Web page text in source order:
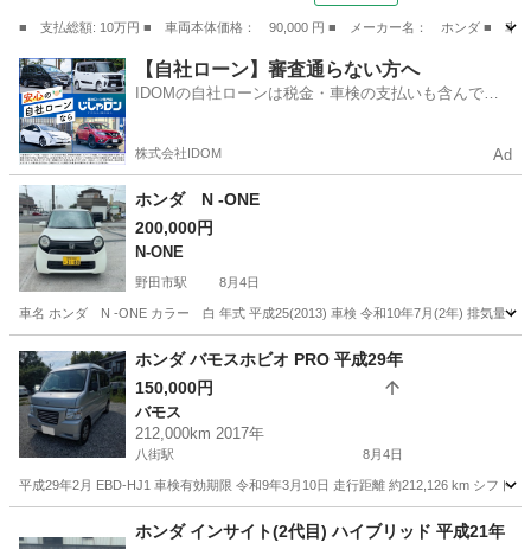
■ 支払総額: 10万円 ■ 車両本体価格： 90,000 円 ■ メーカー名： ホンダ ■
埼玉 熊谷市 ライフ
【自社ローン】審査通らない方へ
IDOMの自社ローンは税金・車検の支払いも含んでい
株式会社IDOM Ad
ホンダ N -ONE
200,000円
N-ONE
野田市駅 8月4日
車名 ホンダ N -ONE カラー 白 年式 平成25(2013) 車検 令和10年7月(2年) 排気量
千葉 野田市 野田市駅 N-ONE
ホンダ バモスホビオ PRO 平成29年
150,000円
バモス
212,000km 2017年
八街駅 8月4日
平成29年2月 EBD-HJ1 車検有効期限 令和9年3月10日 走行距離 約212,126 km シフト
八街駅 バモス
ホンダ インサイト(2代目) ハイブリッド 平成21年